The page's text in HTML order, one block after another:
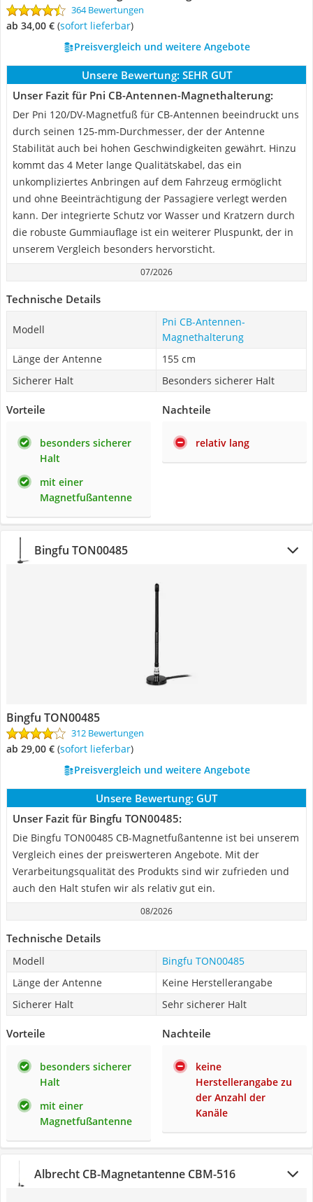
364 Bewertungen
ab 34,00 € ( Sofort lieferbar)
Preisvergleich und weitere Angebote
Unsere Bewertung: SEHR GUT
Unser Fazit für Pni CB-Antennen-Magnethalterung:
Der Pni 120/DV-Magnetfuß für CB-Antennen beeindruckt uns
durch seinen 125-mm-Durchmesser, der der Antenne
Stabilität auch bei hohen Geschwindigkeiten gewährt. Hinzu
kommt das 4 Meter lange Qualitätskabel, das ein
unkompliziertes Anbringen auf dem Fahrzeug ermöglicht
und ohne Beeinträchtigung der Passagiere verlegt werden
kann. Der integrierte Schutz vor Wasser und Kratzern durch
die robuste Gummiauflage ist ein weiterer Pluspunkt, der in
unserem Vergleich besonders hervorsticht.
07/2026
Technische Details
Modell
Pni CB-Antennen-
Magnethalterung
Länge der Antenne
155 cm
Sicherer Halt
Besonders sicherer Halt
Vorteile
besonders sicherer
Halt
mit einer
Magnetfußantenne
Nachteile
relativ lang
Bingfu TON00485
Bingfu TON00485
312 Bewertungen
ab 29,00 € ( Sofort lieferbar)
Preisvergleich und weitere Angebote
Unsere Bewertung: GUT
Unser Fazit für Bingfu TON00485:
Die Bingfu TON00485 CB-Magnetfußantenne ist bei unserem
Vergleich eines der preiswerteren Angebote. Mit der
Verarbeitungsqualität des Produkts sind wir zufrieden und
auch den Halt stufen wir als relativ gut ein.
08/2026
Technische Details
Modell
Bingfu TON00485
Länge der Antenne
Keine Herstellerangabe
Sicherer Halt
Sehr sicherer Halt
Vorteile
besonders sicherer
Halt
mit einer
Magnetfußantenne
Nachteile
keine
Herstellerangabe zu
der Anzahl der
Kanäle
Albrecht CB-Magnetantenne CBM-516